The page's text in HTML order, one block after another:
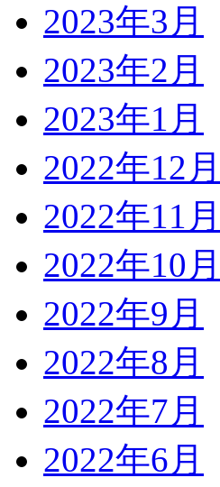
2023年3月
2023年2月
2023年1月
2022年12月
2022年11月
2022年10月
2022年9月
2022年8月
2022年7月
2022年6月